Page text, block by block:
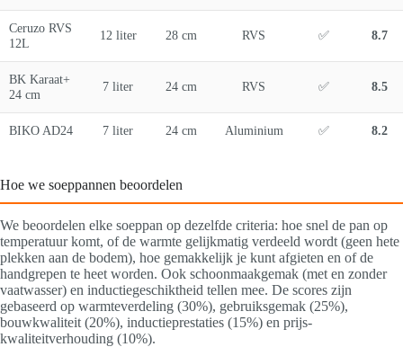
Ceruzo RVS
12L
12 liter 28 cm RVS ✅ 8.7
BK Karaat+
24 cm
7 liter 24 cm RVS ✅ 8.5
BIKO AD24 7 liter 24 cm Aluminium ✅ 8.2
Hoe we soeppannen beoordelen
We beoordelen elke soeppan op dezelfde criteria: hoe snel de pan op
temperatuur komt, of de warmte gelijkmatig verdeeld wordt (geen hete
plekken aan de bodem), hoe gemakkelijk je kunt afgieten en of de
handgrepen te heet worden. Ook schoonmaakgemak (met en zonder
vaatwasser) en inductiegeschiktheid tellen mee. De scores zijn
gebaseerd op warmteverdeling (30%), gebruiksgemak (25%),
bouwkwaliteit (20%), inductieprestaties (15%) en prijs-
kwaliteitverhouding (10%).